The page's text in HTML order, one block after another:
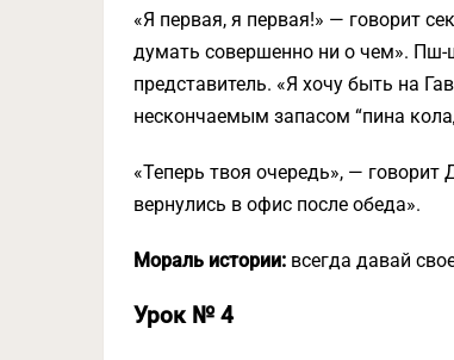
«Я первая, я первая!» — говорит
думать совершенно ни о чем». Пш-
представитель. «Я хочу быть на
нескончаемым запасом “пина
«Теперь твоя очередь», —
вернулись в офис после обеда».
Мораль истории: всегда давай
Урок № 4